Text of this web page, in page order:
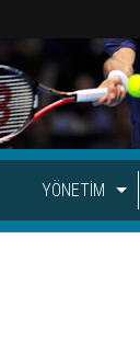
YÖNETİM